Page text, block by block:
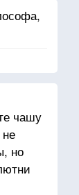
чашу
но